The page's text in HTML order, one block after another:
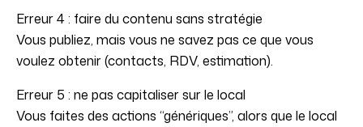
Erreur 4 : faire du contenu sans stratégie
Vous publiez, mais vous ne savez pas ce que vous
voulez obtenir (contacts, RDV, estimation).
Erreur 5 : ne pas capitaliser sur le local
Vous faites des actions “génériques”, alors que le local